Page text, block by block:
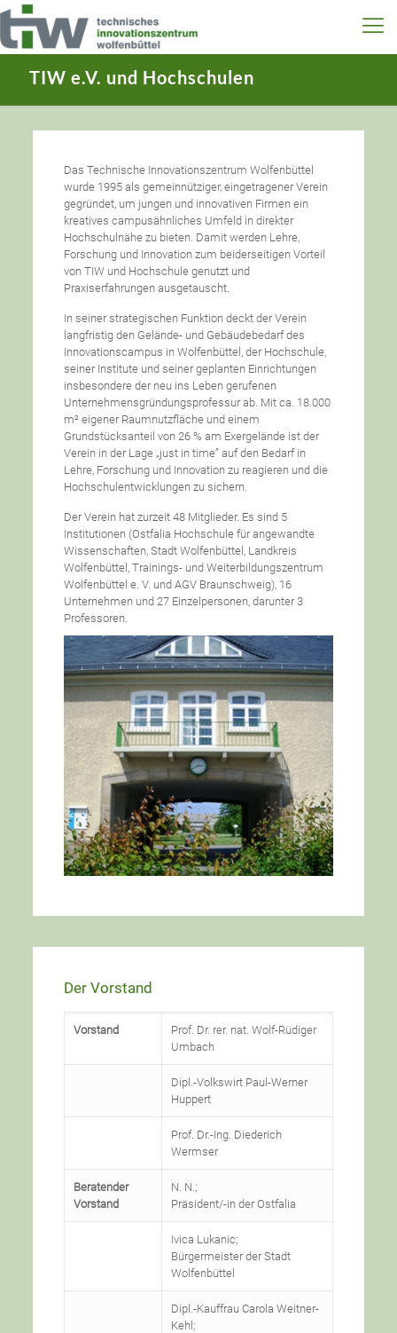
TIW e.V. und Hochschulen
Das Technische Innovationszentrum Wolfenbüttel
wurde 1995 als gemeinnütziger, eingetragener Verein
gegründet, um jungen und innovativen Firmen ein
kreatives campusähnliches Umfeld in direkter
Hochschulnähe zu bieten. Damit werden Lehre,
Forschung und Innovation zum beiderseitigen Vorteil
von TIW und Hochschule genutzt und
Praxiserfahrungen ausgetauscht.
In seiner strategischen Funktion deckt der Verein
langfristig den Gelände- und Gebäudebedarf des
Innovationscampus in Wolfenbüttel, der Hochschule,
seiner Institute und seiner geplanten Einrichtungen
insbesondere der neu ins Leben gerufenen
Unternehmensgründungsprofessur ab. Mit ca. 18.000
m² eigener Raumnutzfläche und einem
Grundstücksanteil von 26 % am Exergelände ist der
Verein in der Lage „just in time” auf den Bedarf in
Lehre, Forschung und Innovation zu reagieren und die
Hochschulentwicklungen zu sichern.
Der Verein hat zurzeit 48 Mitglieder. Es sind 5
Institutionen (Ostfalia Hochschule für angewandte
Wissenschaften, Stadt Wolfenbüttel, Landkreis
Wolfenbüttel, Trainings- und Weiterbildungszentrum
Wolfenbüttel e. V. und AGV Braunschweig), 16
Unternehmen und 27 Einzelpersonen, darunter 3
Professoren.
Der Vorstand
Vorstand
Prof. Dr. rer. nat. Wolf-Rüdiger
Umbach
Dipl.-Volkswirt Paul-Werner
Huppert
Prof. Dr.-Ing. Diederich
Wermser
Beratender
Vorstand
N. N.;
Präsident/-in der Ostfalia
Ivica Lukanic;
Bürgermeister der Stadt
Wolfenbüttel
Dipl.-Kauffrau Carola Weitner-
Kehl;